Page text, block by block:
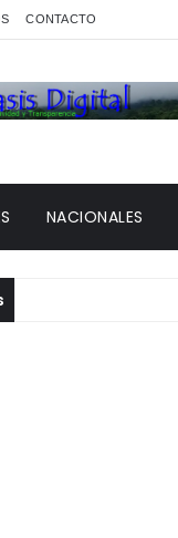
CONTACTO
NACIONALES